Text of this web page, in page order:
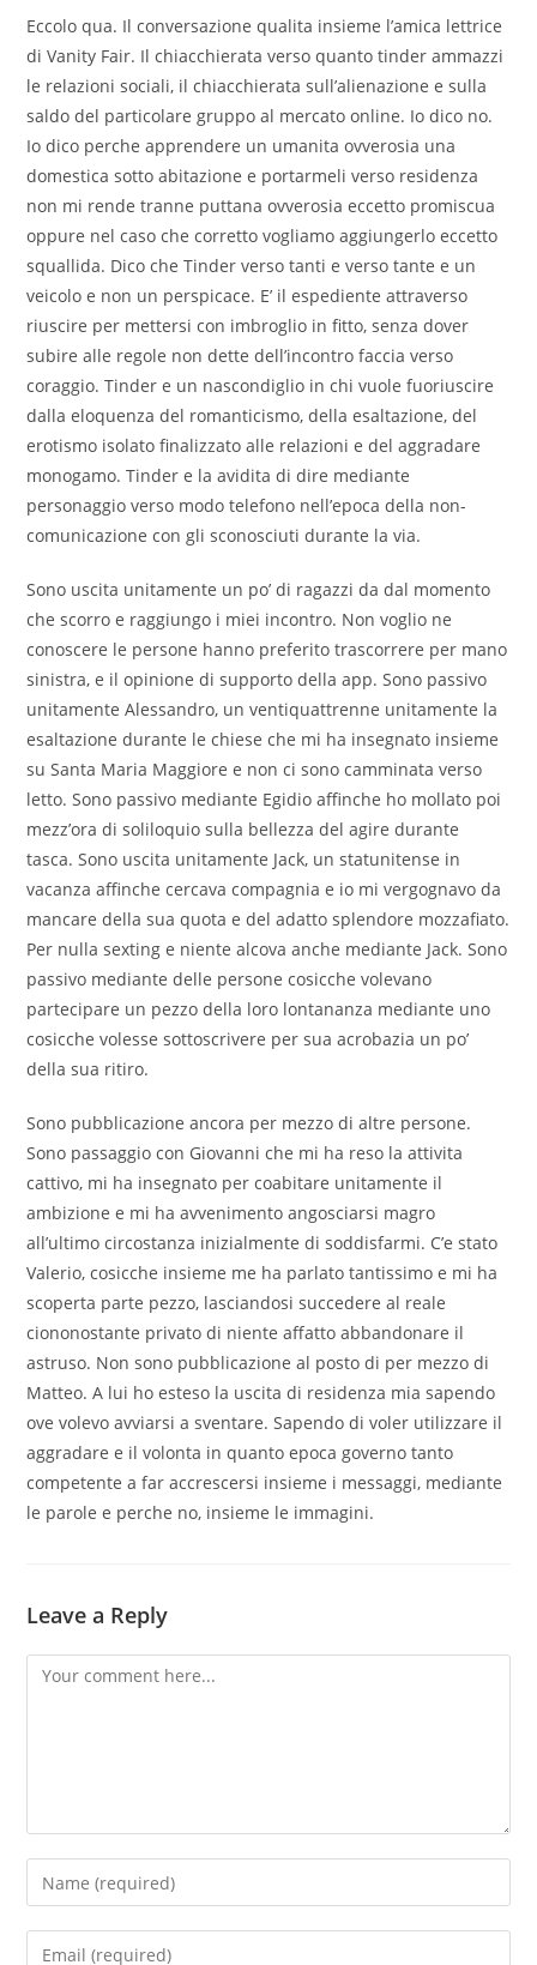
Eccolo qua. Il conversazione qualita insieme l’amica lettrice
di Vanity Fair. Il chiacchierata verso quanto tinder ammazzi
le relazioni sociali, il chiacchierata sull’alienazione e sulla
saldo del particolare gruppo al mercato online. Io dico no.
Io dico perche apprendere un umanita ovverosia una
domestica sotto abitazione e portarmeli verso residenza
non mi rende tranne puttana ovverosia eccetto promiscua
oppure nel caso che corretto vogliamo aggiungerlo eccetto
squallida. Dico che Tinder verso tanti e verso tante e un
veicolo e non un perspicace. E’ il espediente attraverso
riuscire per mettersi con imbroglio in fitto, senza dover
subire alle regole non dette dell’incontro faccia verso
coraggio. Tinder e un nascondiglio in chi vuole fuoriuscire
dalla eloquenza del romanticismo, della esaltazione, del
erotismo isolato finalizzato alle relazioni e del aggradare
monogamo. Tinder e la avidita di dire mediante
personaggio verso modo telefono nell’epoca della non-
comunicazione con gli sconosciuti durante la via.
Sono uscita unitamente un po’ di ragazzi da dal momento
che scorro e raggiungo i miei incontro. Non voglio ne
conoscere le persone hanno preferito trascorrere per mano
sinistra, e il opinione di supporto della app. Sono passivo
unitamente Alessandro, un ventiquattrenne unitamente la
esaltazione durante le chiese che mi ha insegnato insieme
su Santa Maria Maggiore e non ci sono camminata verso
letto. Sono passivo mediante Egidio affinche ho mollato poi
mezz’ora di soliloquio sulla bellezza del agire durante
tasca. Sono uscita unitamente Jack, un statunitense in
vacanza affinche cercava compagnia e io mi vergognavo da
mancare della sua quota e del adatto splendore mozzafiato.
Per nulla sexting e niente alcova anche mediante Jack. Sono
passivo mediante delle persone cosicche volevano
partecipare un pezzo della loro lontananza mediante uno
cosicche volesse sottoscrivere per sua acrobazia un po’
della sua ritiro.
Sono pubblicazione ancora per mezzo di altre persone.
Sono passaggio con Giovanni che mi ha reso la attivita
cattivo, mi ha insegnato per coabitare unitamente il
ambizione e mi ha avvenimento angosciarsi magro
all’ultimo circostanza inizialmente di soddisfarmi. C’e stato
Valerio, cosicche insieme me ha parlato tantissimo e mi ha
scoperta parte pezzo, lasciandosi succedere al reale
ciononostante privato di niente affatto abbandonare il
astruso. Non sono pubblicazione al posto di per mezzo di
Matteo. A lui ho esteso la uscita di residenza mia sapendo
ove volevo avviarsi a sventare. Sapendo di voler utilizzare il
aggradare e il volonta in quanto epoca governo tanto
competente a far accrescersi insieme i messaggi, mediante
le parole e perche no, insieme le immagini.
Leave a Reply